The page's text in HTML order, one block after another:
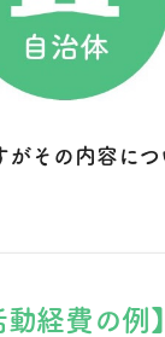
その内容に
動経費の例】